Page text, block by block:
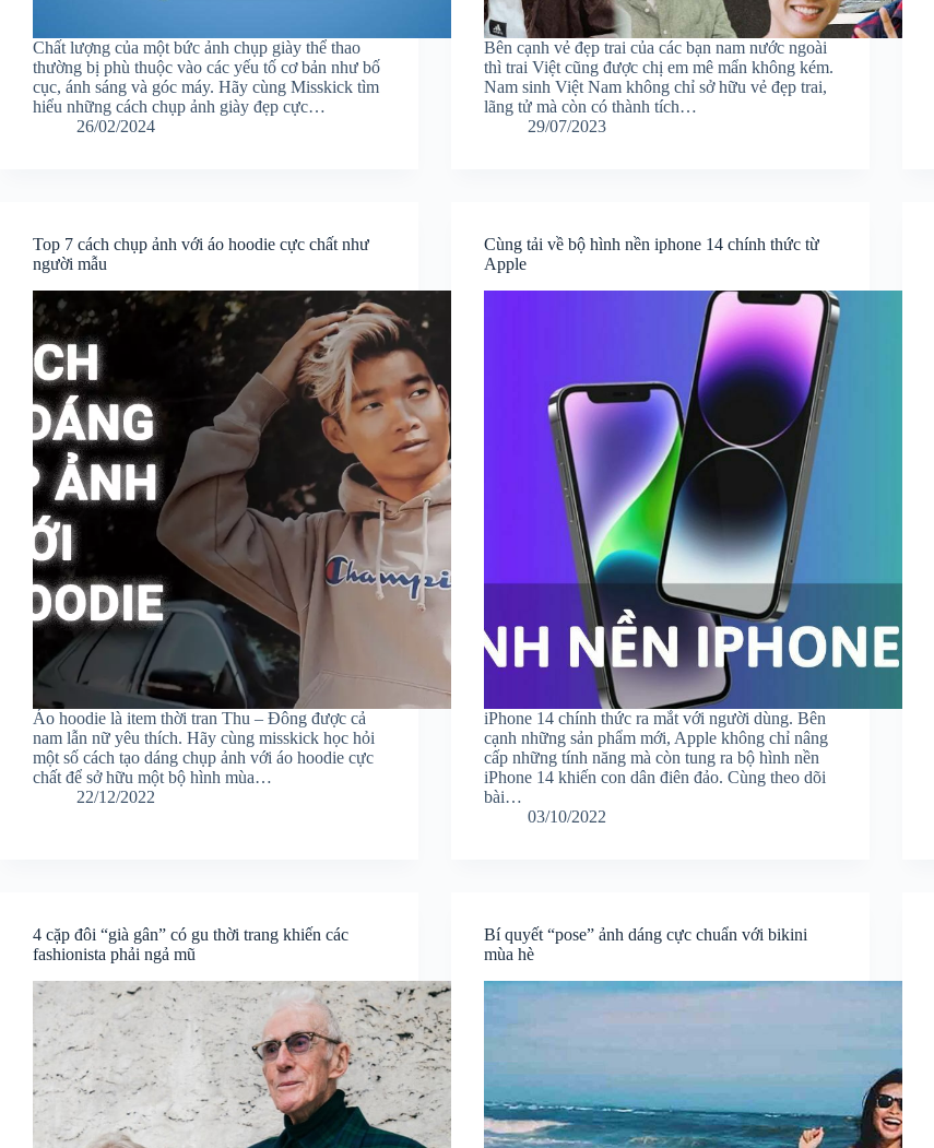
Chất lượng của một bức ảnh chụp giày thể thao
thường bị phù thuộc vào các yếu tố cơ bản như bố
cục, ánh sáng và góc máy. Hãy cùng Misskick tìm
hiểu những cách chụp ảnh giày đẹp cực…
26/02/2024
Bên cạnh vẻ đẹp trai của các bạn nam nước ngoài
thì trai Việt cũng được chị em mê mẩn không kém.
Nam sinh Việt Nam không chỉ sở hữu vẻ đẹp trai,
lãng tử mà còn có thành tích…
29/07/2023
Top 7 cách chụp ảnh với áo hoodie cực chất như
người mẫu
Áo hoodie là item thời tran Thu – Đông được cả
nam lẫn nữ yêu thích. Hãy cùng misskick học hỏi
một số cách tạo dáng chụp ảnh với áo hoodie cực
chất để sở hữu một bộ hình mùa…
22/12/2022
Cùng tải về bộ hình nền iphone 14 chính thức từ
Apple
iPhone 14 chính thức ra mắt với người dùng. Bên
cạnh những sản phẩm mới, Apple không chỉ nâng
cấp những tính năng mà còn tung ra bộ hình nền
iPhone 14 khiến con dân điên đảo. Cùng theo dõi
bài…
03/10/2022
4 cặp đôi “già gân” có gu thời trang khiến các
fashionista phải ngả mũ
Bí quyết “pose” ảnh dáng cực chuẩn với bikini
mùa hè